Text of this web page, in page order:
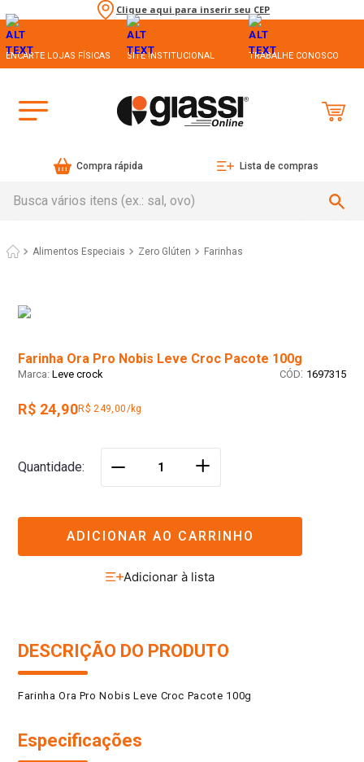
Clique aqui para inserir seu CEP
ENCARTE LOJAS FÍSICAS SITE INSTITUCIONAL TRABALHE CONOSCO
Compra rápida Lista de compras
Alimentos Especiais Zero Glúten Farinhas
Farinha Ora Pro Nobis Leve Croc Pacote 100g
Leve crock : 1697315
R$ 24,90R$ 249,00/kg
Quantidade ＋
ADICIONAR AO CARRINHO
DESCRIÇÃO DO PRODUTO
Farinha Ora Pro Nobis Leve Croc Pacote 100g
Especificações